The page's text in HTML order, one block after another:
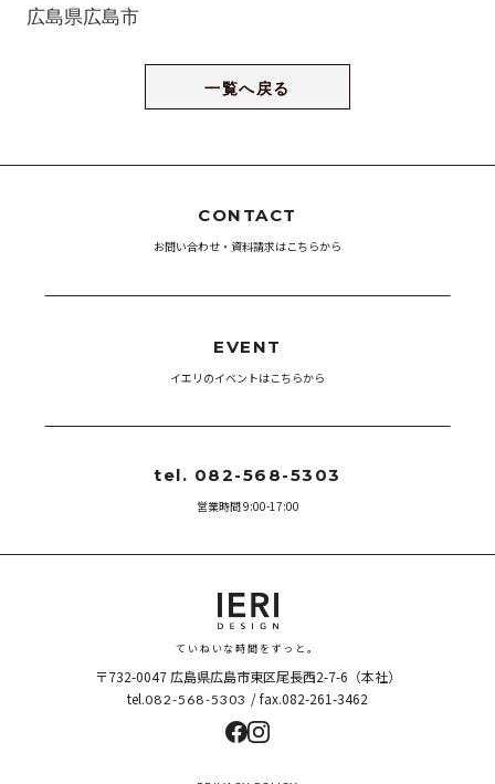
広島県広島市
一覧へ戻る
CONTACT
お問い合わせ・資料請求はこちらから
EVENT
イエリのイベントはこちらから
tel. 082-568-5303
営業時間 9:00-17:00
ていねいな時間をずっと。
〒732-0047広島県広島市東区尾長西2-7-6（本社）
tel.082-568-5303 / fax.082-261-3462